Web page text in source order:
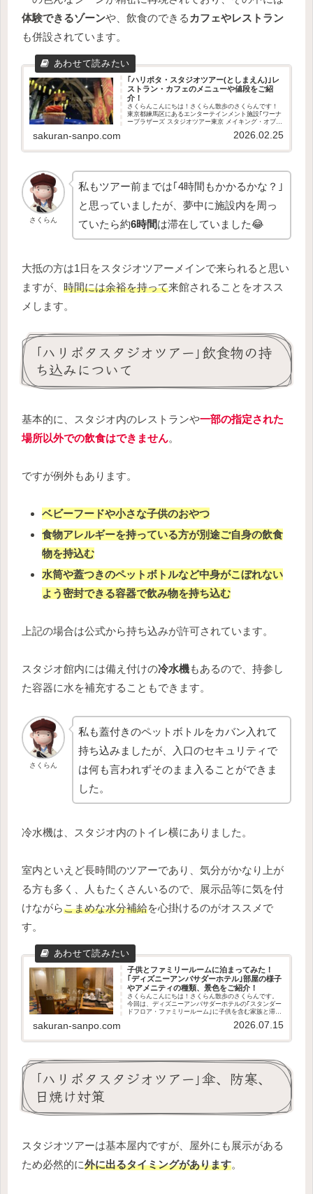
体験できるゾーンや、飲食のできる カフェやレストラン
も併設されています。
｢ハリポタ・スタジオツアー(としまえん)｣レ
ストラン・カフェのメニューや値段をご紹
介！
さくらんこんにちは！さくらん散歩のさくらんです！
東京都練馬区にあるエンターテインメント施設｢ワーナ
ーブラザーズ スタジオツアー東京 メイキング・オブ・
間はかかると言われています。そんな中大事...
sakuran-sanpo.com 2026.02.25
さくらん
私もツアー前までは｢4時間もかかるかな？｣
と思っていましたが、夢中に施設内を周っ
ていたら約6時間は滞在していました😂
大抵の方は1日をスタジオツアーメインで来られると思い
ますが、 時間には余裕を持って来館されることをオスス
メします。
｢ハリポタスタジオツアー｣飲食物の持
ち込みについて
基本的に、スタジオ内のレストランや一部の指定された
場所以外での飲食はできません。
ですが例外もあります。
ベビーフードや小さな子供のおやつ
食物アレルギーを持っている方が別途ご自身の飲食
物を持込む
水筒や蓋つきのペットボトルなど中身がこぼれない
よう密封できる容器で飲み物を持ち込む
上記の場合は公式から持ち込みが許可されています。
スタジオ館内には備え付けの冷水機もあるので、持参し
た容器に水を補充することもできます。
さくらん
私も蓋付きのペットボトルをカバン入れて
持ち込みましたが、入口のセキュリティで
は何も言われずそのまま入ることができま
した。
冷水機は、スタジオ内のトイレ横にありました。
室内といえど長時間のツアーであり、気分がかなり上が
る方も多く、人もたくさんいるので、展示品等に気を付
けながらこまめな水分補給を心掛けるのがオススメで
す。
子供とファミリールームに泊まってみた！
｢ディズニーアンバサダーホテル｣部屋の様子
やアメニティの種類、景色をご紹介！
さくらんこんにちは！さくらん散歩のさくらんです。
今回は、ディズニーアンバサダーホテルの｢スタンダー
ドフロア・ファミリールーム｣に子供を含む家族と滞在
介します！この記事で分かること ファミリール...
sakuran-sanpo.com 2026.07.15
｢ハリポタスタジオツアー｣傘、防寒、
日焼け対策
スタジオツアーは基本屋内ですが、屋外にも展示がある
ため必然的に外に出るタイミングがあります。